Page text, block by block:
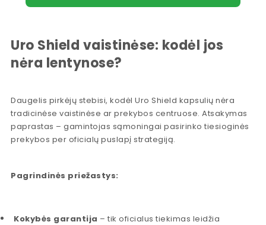
Uro Shield vaistinėse: kodėl jos
nėra lentynose?
Daugelis pirkėjų stebisi, kodėl Uro Shield kapsulių nėra
tradicinėse vaistinėse ar prekybos centruose. Atsakymas
paprastas – gamintojas sąmoningai pasirinko tiesioginės
prekybos per oficialų puslapį strategiją.
Pagrindinės priežastys:
Kokybės garantija – tik oficialus tiekimas leidžia